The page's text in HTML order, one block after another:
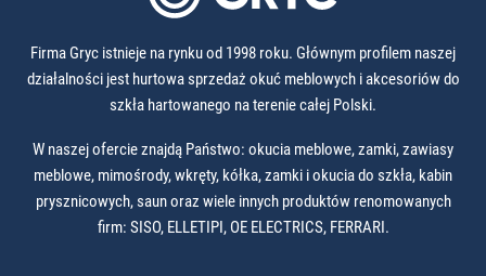
Firma Gryc istnieje na rynku od 1998 roku. Głównym profilem naszej
działalności jest hurtowa sprzedaż okuć meblowych i akcesoriów do
szkła hartowanego na terenie całej Polski.
W naszej ofercie znajdą Państwo: okucia meblowe, zamki, zawiasy
meblowe, mimośrody, wkręty, kółka, zamki i okucia do szkła, kabin
prysznicowych, saun oraz wiele innych produktów renomowanych
firm: SISO, ELLETIPI, OE ELECTRICS, FERRARI.